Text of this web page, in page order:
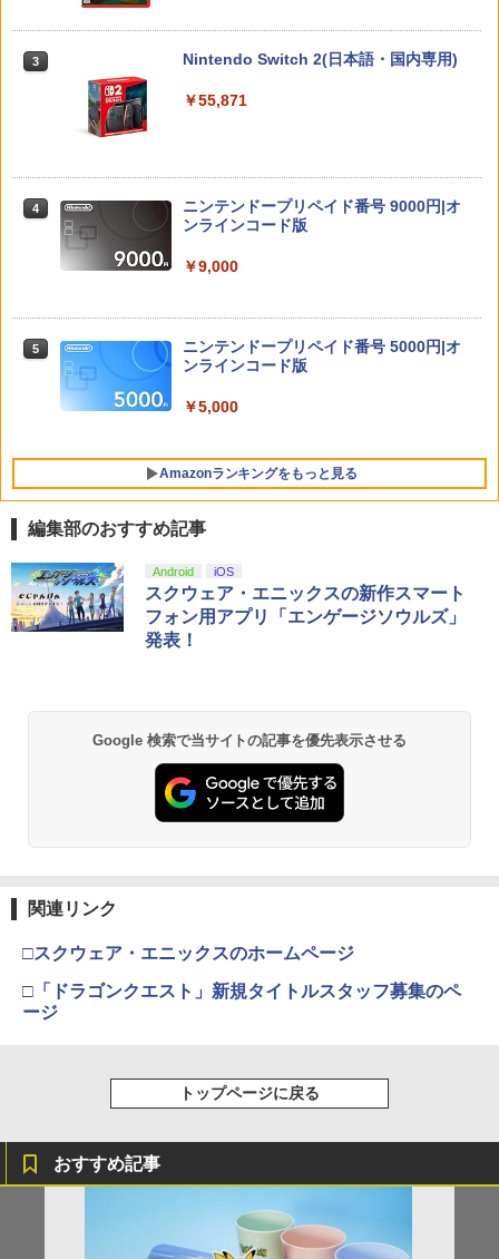
3
3est Switch2用 横置きドックスタンド
【中古】[Switch2] マリオテニス フィー
バー 任天堂(20260212)
￥6,980
5
【楽天ブックス限定特典】ドンキーコン
グ バナンザ(「スーパーマリオ」ステッ
RE：2 Z Versionソフト:プレイステーシ
メイク インターグレードソフト:プレイ
￥2,500
ステーション5ソフト／ロールプレイン
グ・ゲーム
￥2,500
ーラー 接続 USB ハブ スイッチ2 アクセ
サリー 周辺機器 SWITCH2 ◇AL-NS257
4
任天堂 amiibo マンタロー スプラトゥー
ンシリーズ ※大量購入時には納期にお時
間がかかる場合があります
￥2,600
5
Switch2 ケース レザーケース スイッチ2
Nintendo 対応 スイッチ スイッチツー
ポーチ ストラップ付属 オシャレ ソフト
￥3,480
￥6,864
最終楽章 響け！ユーフォニアム 前編 (通
常版)【Blu-ray】 [ (アニメーション) ]
3 Nintendo Switch 2(日本語・国内専用)
￥55,871
4
ニンテンドープリペイド番号 9000円|オ
ンラインコード版
￥9,000
5
ニンテンドープリペイド番号 5000円|オ
ンラインコード版
￥5,000
Amazonランキングをもっと見る
1
PlayStation 5 デジタル・エディション
日本語専用 Console Language: Japan
ese only (CFI-2200B01)
￥55,000
Beast of Reincarnation -PS5 【特典】
プロダクトコード 封入
￥7,286
￥11,849
￥10,737
5
【純正品】DualSense ワイヤレスコン
トローラー(CFI-ZCT2J)
￥10,737
1
【純正品】Xbox ワイヤレス コントロー
ラー + USB-C® ケーブル
￥8,300
2
【純正品】Xbox ワイヤレス コントロー
ラー (ロボット ホワイト)
￥7,681
【純正品】Xbox 充電式バッテリー + US
4
5
イト)
￥18,500
1
【Amazon.co.jp限定】劇場版モノノ怪
第三章 蛇神 (Amazon.co.jp限定オリジ
ナル三方背収納ケース付きコレクション)
(オリジナル特典:オリジナル巾着＋メー
カー特典:【坤と離】二振りの剣、十翼よ
劇場版「鬼滅の刃」無限城編 第一章 猗
窩座再来 通常版 [Blu-ray]
劇場版「鬼滅の刃」無限城編 第一章 猗
窩座再来 通常版 [DVD]
窩座再来 完全生産限定版 [Blu-ray]
￥8,698
編集部のおすすめ記事
Android iOS
スクウェア・エニックスの新作スマート
フォン用アプリ「エンゲージソウルズ」
発表！
Google 検索で当サイトの記事を優先表示させる
関連リンク
□スクウェア・エニックスのホームページ
□「ドラゴンクエスト」新規タイトルスタッフ募集のペ
ージ
トップページに戻る
おすすめ記事